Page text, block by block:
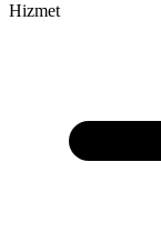
Hizmet